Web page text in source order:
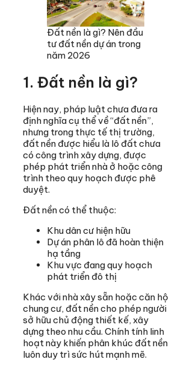
Đất nền là gì? Nên đầu
tư đất nền dự án trong
năm 2026
1. Đất nền là gì?
Hiện nay, pháp luật chưa đưa ra
định nghĩa cụ thể về “đất nền”,
nhưng trong thực tế thị trường,
đất nền được hiểu là lô đất chưa
có công trình xây dựng, được
phép phát triển nhà ở hoặc công
trình theo quy hoạch được phê
duyệt.
Đất nền có thể thuộc:
Khu dân cư hiện hữu
Dự án phân lô đã hoàn thiện
hạ tầng
Khu vực đang quy hoạch
phát triển đô thị
Khác với nhà xây sẵn hoặc căn hộ
chung cư, đất nền cho phép người
sở hữu chủ động thiết kế, xây
dựng theo nhu cầu. Chính tính linh
hoạt này khiến phân khúc đất nền
luôn duy trì sức hút mạnh mẽ.